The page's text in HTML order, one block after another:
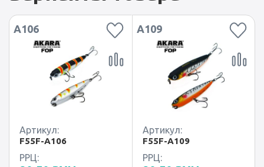
A106
Артикул:
F55F-A106
РРЦ:
A109
Артикул:
F55F-A109
РРЦ: